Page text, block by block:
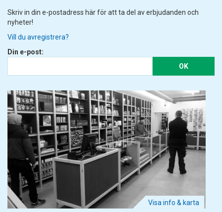
Skriv in din e-postadress här för att ta del av erbjudanden och
nyheter!
Vill du avregistrera?
Din e-post:
OK
Visa info & karta